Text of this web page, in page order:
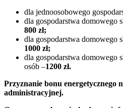
dla jednoosobowego
dla gospodarstwa domowego
800 zł;
dla gospodarstwa domowego
1000 zł;
dla gospodarstwa domowego
osób –1200 zł.
Przyznanie bonu energetycznego
administracyjnej.